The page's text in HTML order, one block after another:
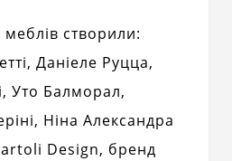
створили:
Даніеле Руцца,
Уто Балморал,
Ніна Александра
Design, бренд